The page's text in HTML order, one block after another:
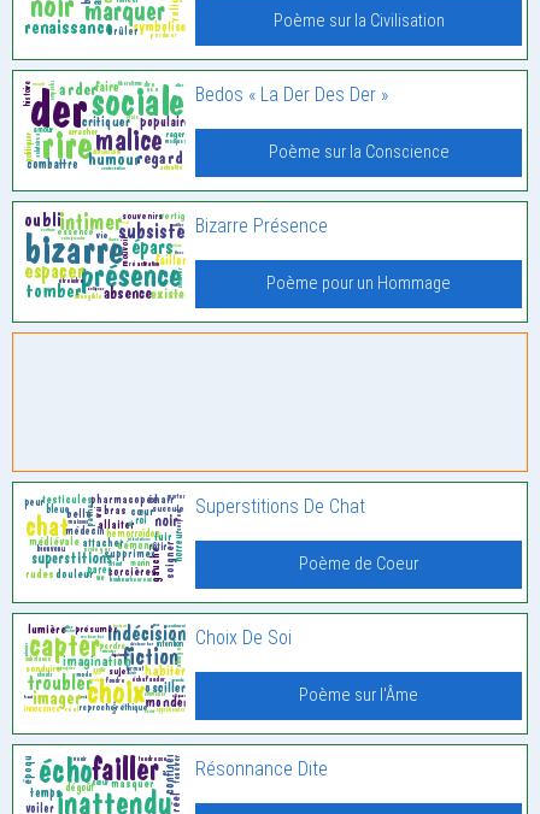
Poème sur la Civilisation
Bedos « La Der Des Der »
Poème sur la Conscience
Bizarre Présence
Poème pour un Hommage
Superstitions De Chat
Poème de Coeur
Choix De Soi
Poème sur l'Âme
Résonnance Dite